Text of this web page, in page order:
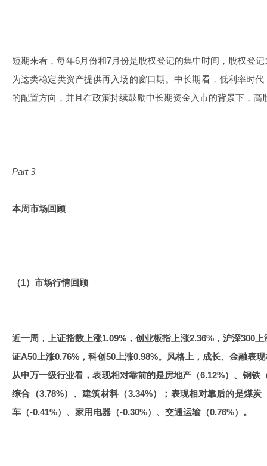
短期来看，每年6月份和7月份是股权登记的集中时间，股权登
为这类稳定类资产提供再入场的窗口期。中长期看，低利率时
的配置方向，并且在政策持续鼓励中长期资金入市的背景下，高
Part 3
本周市场回顾
（1）市场行情回顾
近一周，上证指数上涨1.09%，创业板指上涨2.36%，沪深300
证A50上涨0.76%，科创50上涨0.98%。风格上，成长、金融表
从申万一级行业看，表现相对靠前的是房地产（6.12%）、钢铁
综合（3.78%）、建筑材料（3.34%）；表现相对靠后的是煤炭
车（-0.41%）、家用电器（-0.30%）、交通运输（0.76%）。